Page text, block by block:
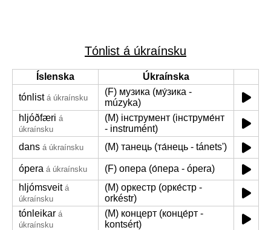
Tónlist á úkraínsku
Íslenska
Úkraínska
tónlist á úkraínsku
(F) музика (му́зика -
múzyka)
hljóðfæri á
úkraínsku
(M) інструмент (інструме́нт
- instrumént)
dans á úkraínsku (M) танець (та́нець - tánetsʹ)
ópera á úkraínsku
(F) опера (о́пера - ópera)
hljómsveit á
úkraínsku
(M) оркестр (орке́стр -
orkéstr)
tónleikar á
úkraínsku
(M) концерт (конце́рт -
kontsért)